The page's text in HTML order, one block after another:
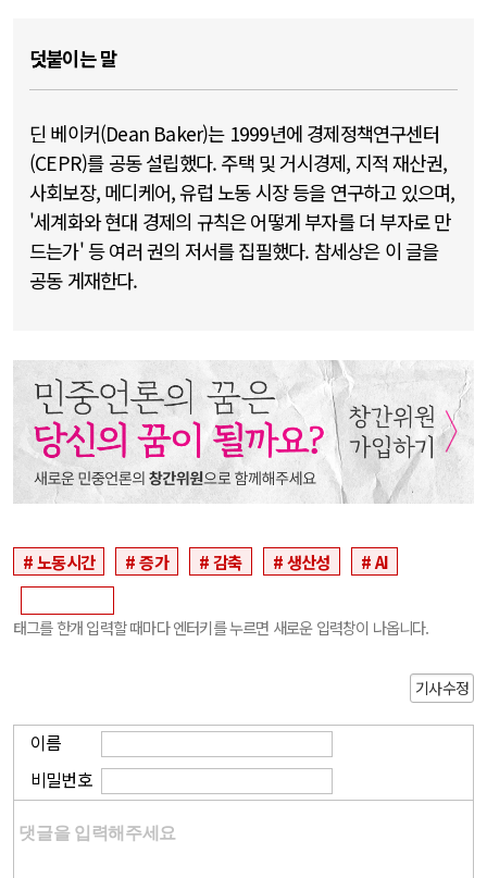
덧붙이는 말
딘 베이커(Dean Baker)는 1999년에 경제정책연구센터
(CEPR)를 공동 설립했다. 주택 및 거시경제, 지적 재산권,
사회보장, 메디케어, 유럽 노동 시장 등을 연구하고 있으며,
'세계화와 현대 경제의 규칙은 어떻게 부자를 더 부자로 만
드는가' 등 여러 권의 저서를 집필했다. 참세상은 이 글을
공동 게재한다.
노동시간 증가 감축 생산성 AI
태그를 한개 입력할 때마다 엔터키를 누르면 새로운 입력창이 나옵니다.
기사수정
이름
비밀번호